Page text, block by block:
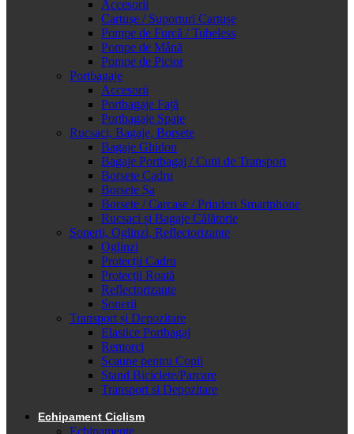
Accesorii
Cartușe / Suporturi Cartușe
Pompe de Furcă / Tubeless
Pompe de Mână
Pompe de Picior
Portbagaje
Accesorii
Portbagaje Față
Portbagaje Spate
Rucsaci, Bagaje, Borsete
Bagaje Ghidon
Bagaje Portbagaj / Cutii de Transport
Borsete Cadru
Borsete Șa
Borsete / Carcase / Prinderi Smartphone
Rucsaci și Bagaje Călătorie
Sonerii, Oglinzi, Reflectorizante
Oglinzi
Protecții Cadru
Protecții Roată
Reflectorizante
Sonerii
Transport și Depozitare
Elastice Portbagaj
Remorci
Scaune pentru Copii
Stand Biciclete/Parcare
Transport si Depozitare
Echipament Ciclism
Echipamente